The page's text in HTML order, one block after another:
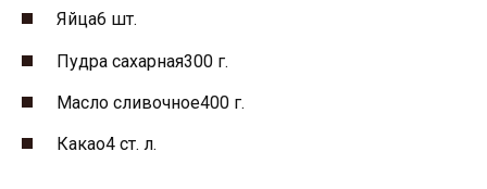
Яйца6 шт.
Пудра сахарная300 г.
Масло сливочное400 г.
Какао4 ст. л.